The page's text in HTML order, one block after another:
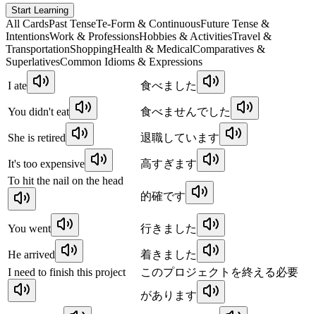
Start Learning
All CardsPast TenseTe-Form & ContinuousFuture Tense &
IntentionsWork & ProfessionsHobbies & ActivitiesTravel &
TransportationShoppingHealth & MedicalComparatives &
SuperlativesCommon Idioms & Expressions
I ate
食べました
You didn't eat 食べませんでした
She is retired 退職しています
It's too expensive
高すぎます
To hit the nail on the head
的確です
You went 行きました
He arrived
着きました
I need to finish this project
このプロジェクトを終える必要
があります